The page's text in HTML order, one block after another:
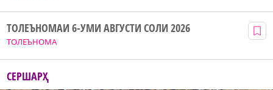
ТОЛЕЪНОМА
ТОЛЕЪНОМАИ 6-УМИ АВГУСТИ СОЛИ 2026
СЕРШАРҲ